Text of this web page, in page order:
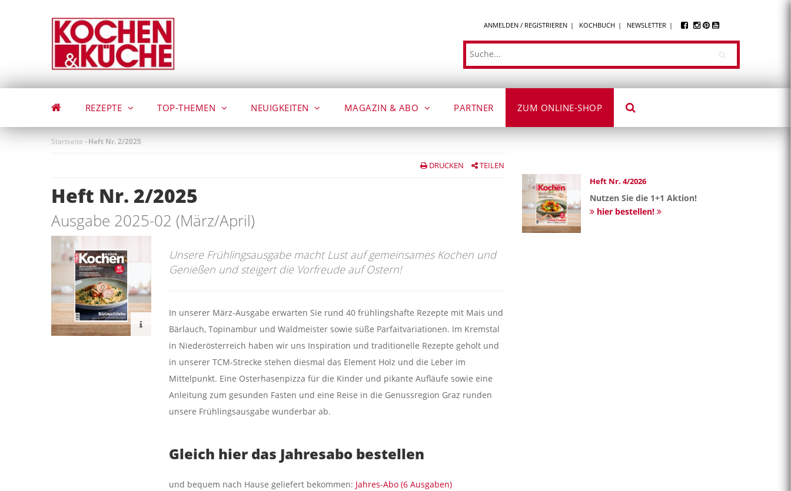
ANMELDEN / REGISTRIEREN KOCHBUCH NEWSLETTER
Suche
REZEPTE TOP-THEMEN NEUIGKEITEN MAGAZIN & ABO PARTNER ZUM ONLINE-SHOP
Startseite -Heft Nr. 2/2025
DRUCKEN TEILEN
Heft Nr. 2/2025
Ausgabe 2025-02 (März/April)
Unsere Frühlingsausgabe macht Lust auf gemeinsames Kochen und
Genießen und steigert die Vorfreude auf Ostern!
In unserer März-Ausgabe erwarten Sie rund 40 frühlingshafte Rezepte mit Mais und
Bärlauch, Topinambur und Waldmeister sowie süße Parfaitvariationen. Im Kremstal
in Niederösterreich haben wir uns Inspiration und traditionelle Rezepte geholt und
in unserer TCM-Strecke stehen diesmal das Element Holz und die Leber im
Mittelpunkt. Eine Osterhasenpizza für die Kinder und pikante Aufläufe sowie eine
Anleitung zum gesunden Fasten und eine Reise in die Genussregion Graz runden
unsere Frühlingsausgabe wunderbar ab.
Gleich hier das Jahresabo bestellen
und bequem nach Hause geliefert bekommen: Jahres-Abo (6 Ausgaben)
Heft Nr. 4/2026
Nutzen Sie die 1+1 Aktion!
hier bestellen!